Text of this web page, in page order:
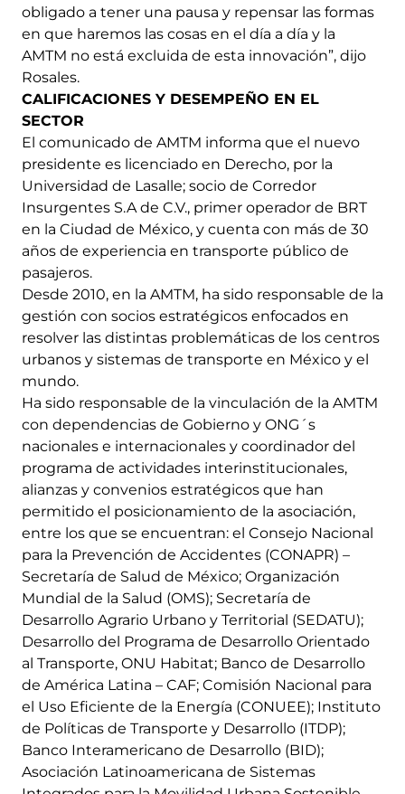
obligado a tener una pausa y repensar las formas
en que haremos las cosas en el día a día y la
AMTM no está excluida de esta innovación”, dijo
Rosales.
CALIFICACIONES Y DESEMPEÑO EN EL
SECTOR
El comunicado de AMTM informa que el nuevo
presidente es licenciado en Derecho, por la
Universidad de Lasalle; socio de Corredor
Insurgentes S.A de C.V., primer operador de BRT
en la Ciudad de México, y cuenta con más de 30
años de experiencia en transporte público de
pasajeros.
Desde 2010, en la AMTM, ha sido responsable de la
gestión con socios estratégicos enfocados en
resolver las distintas problemáticas de los centros
urbanos y sistemas de transporte en México y el
mundo.
Ha sido responsable de la vinculación de la AMTM
con dependencias de Gobierno y ONG´s
nacionales e internacionales y coordinador del
programa de actividades interinstitucionales,
alianzas y convenios estratégicos que han
permitido el posicionamiento de la asociación,
entre los que se encuentran: el Consejo Nacional
para la Prevención de Accidentes (CONAPR) –
Secretaría de Salud de México; Organización
Mundial de la Salud (OMS); Secretaría de
Desarrollo Agrario Urbano y Territorial (SEDATU);
Desarrollo del Programa de Desarrollo Orientado
al Transporte, ONU Habitat; Banco de Desarrollo
de América Latina – CAF; Comisión Nacional para
el Uso Eficiente de la Energía (CONUEE); Instituto
de Políticas de Transporte y Desarrollo (ITDP);
Banco Interamericano de Desarrollo (BID);
Asociación Latinoamericana de Sistemas